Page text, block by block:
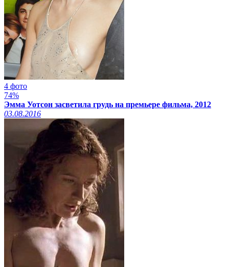
4 фото
74%
Эмма Уотсон засветила грудь на премьере фильма, 2012
03.08.2016